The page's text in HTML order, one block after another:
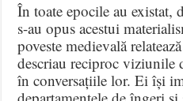
În toate epocile au existat,
s-au opus acestui
poveste medievală
descriau reciproc viziunile
în conversațiile lor.Ei își